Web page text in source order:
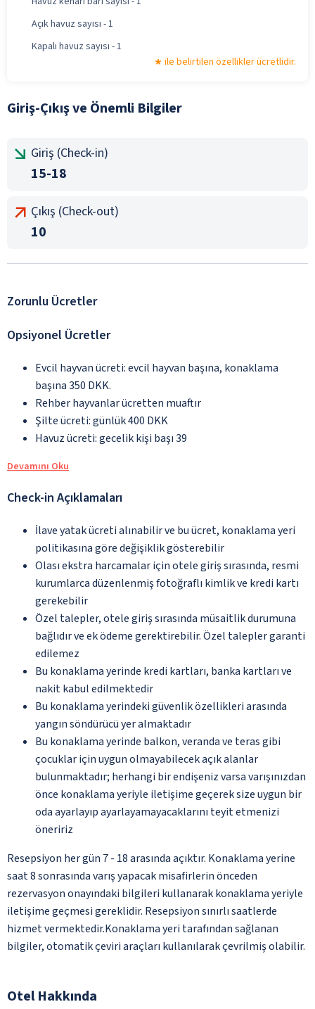
Açık havuz sayısı - 1
Kapalı havuz sayısı - 1
ile belirtilen özellikler ücretlidir.
Giriş-Çıkış ve Önemli Bilgiler
Giriş (Check-in)
15-18
Çıkış (Check-out)
10
Zorunlu Ücretler
Opsiyonel Ücretler
Evcil hayvan ücreti: evcil hayvan başına, konaklama
başına 350 DKK.
Rehber hayvanlar ücretten muaftır
Şilte ücreti: günlük 400 DKK
Havuz ücreti: gecelik kişi başı 39
Devamını Oku
Check-in Açıklamaları
İlave yatak ücreti alınabilir ve bu ücret, konaklama yeri
politikasına göre değişiklik gösterebilir
Olası ekstra harcamalar için otele giriş sırasında, resmi
kurumlarca düzenlenmiş fotoğraflı kimlik ve kredi kartı
gerekebilir
Özel talepler, otele giriş sırasında müsaitlik durumuna
bağlıdır ve ek ödeme gerektirebilir. Özel talepler garanti
edilemez
Bu konaklama yerinde kredi kartları, banka kartları ve
nakit kabul edilmektedir
Bu konaklama yerindeki güvenlik özellikleri arasında
yangın söndürücü yer almaktadır
Bu konaklama yerinde balkon, veranda ve teras gibi
çocuklar için uygun olmayabilecek açık alanlar
bulunmaktadır; herhangi bir endişeniz varsa varışınızdan
önce konaklama yeriyle iletişime geçerek size uygun bir
oda ayarlayıp ayarlayamayacaklarını teyit etmenizi
öneririz
Resepsiyon her gün 7 - 18 arasında açıktır. Konaklama yerine
saat 8 sonrasında varış yapacak misafirlerin önceden
rezervasyon onayındaki bilgileri kullanarak konaklama yeriyle
iletişime geçmesi gereklidir. Resepsiyon sınırlı saatlerde
hizmet vermektedir.Konaklama yeri tarafından sağlanan
bilgiler, otomatik çeviri araçları kullanılarak çevrilmiş olabilir.
Otel Hakkında